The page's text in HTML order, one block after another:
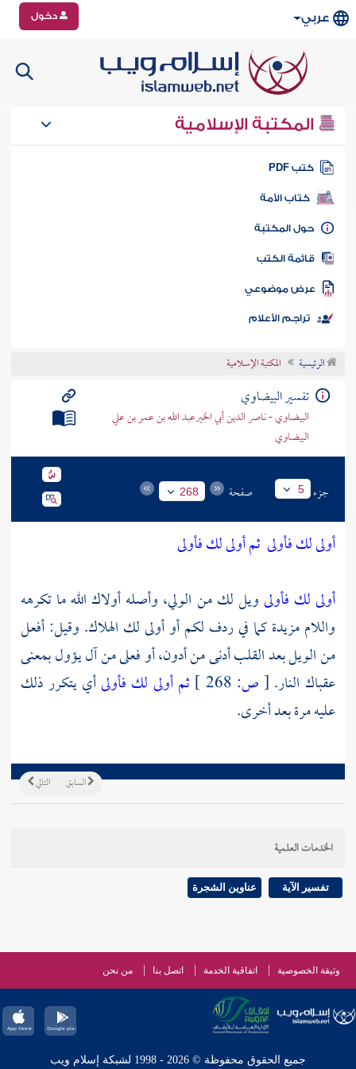
عربي دخول
المكتبة الإسلامية
كتب PDF
كتاب الأمة
المكتبة
الكتب
موضوعي
تراجم الأعلام
الرئيسية المكتبة الإسلامية
تفسير البيضاوي
البيضاوي - ناصر الدين أبي الخيرعبد الله بن عمر بن علي
البيضاوي
جزء 5 صفحة 268
أولى لك فأولى ثم أولى لك فأولى
أولى لك فأولىويل لك من الولي، وأصله أولاك الله ما تكرهه
واللام مزيدة كما في ردف لكم أو أولى لك الهلاك. وقيل: أفعل
من الويل بعد القلب أدنى من أدون، أو فعلى من آل يؤول بمعنى
عقباك النار. [ص: ثم أولى لك فأولىأي يتكرر ذلك
عليه مرة بعد أخرى.
التالي السابق
الخدمات العلمية
تفسير الآية عناوين الشجرة
وثيقة الخصوصية اتفاقية الخدمة اتصل بنا من نحن
جميع الحقوق محفوظة © 2026 - 1998 لشبكة إسلام ويب